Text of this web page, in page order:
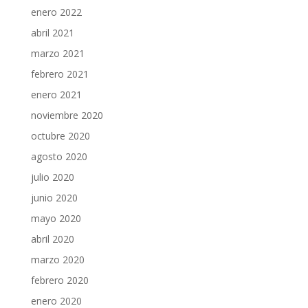
enero 2022
abril 2021
marzo 2021
febrero 2021
enero 2021
noviembre 2020
octubre 2020
agosto 2020
julio 2020
junio 2020
mayo 2020
abril 2020
marzo 2020
febrero 2020
enero 2020